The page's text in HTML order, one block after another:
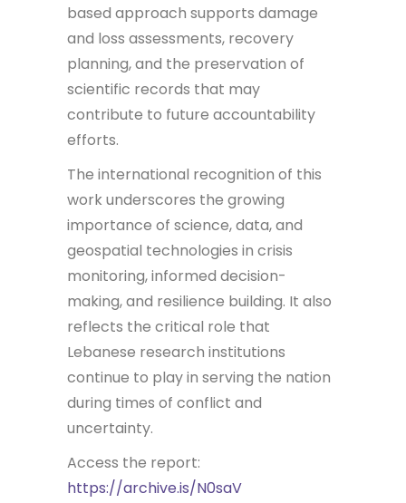
based approach supports damage
and loss assessments, recovery
planning, and the preservation of
scientific records that may
contribute to future accountability
efforts.
The international recognition of this
work underscores the growing
importance of science, data, and
geospatial technologies in crisis
monitoring, informed decision-
making, and resilience building. It also
reflects the critical role that
Lebanese research institutions
continue to play in serving the nation
during times of conflict and
uncertainty.
Access the report:
https://archive.is/N0saV